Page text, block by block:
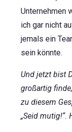
Unternehmen
ich gar nicht
jemals ein
sein könnte.
Und jetzt bist
großartig
zu diesem
„Seid mutig!“.